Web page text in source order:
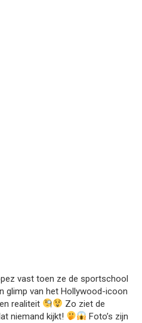
vast toen ze de sportschool
glimp van het Hollywood-icoon
realiteit
Zo ziet de
niemand kijkt!
Foto’s zijn